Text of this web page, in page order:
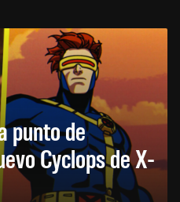
punto de
Cyclops de X-